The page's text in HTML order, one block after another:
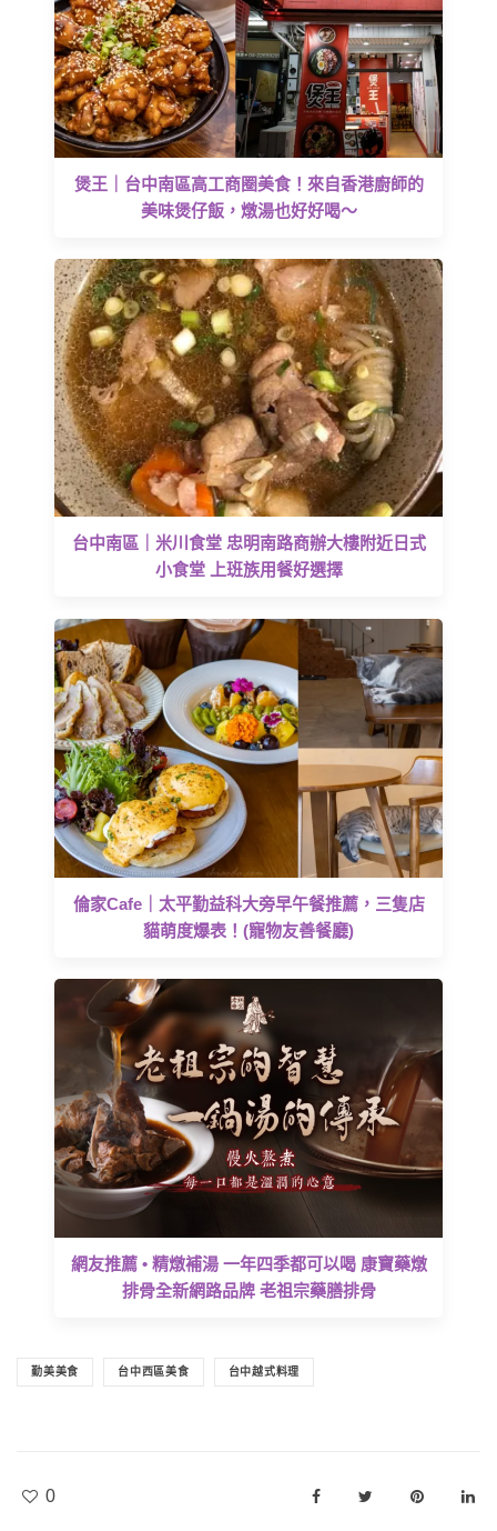
煲王｜台中南區高工商圈美食！來自香港廚師的
美味煲仔飯，燉湯也好好喝～
台中南區｜米川食堂 忠明南路商辦大樓附近日式
小食堂 上班族用餐好選擇
倫家Cafe｜太平勤益科大旁早午餐推薦，三隻店
貓萌度爆表！(寵物友善餐廳)
網友推薦 • 精燉補湯 一年四季都可以喝 康寶藥燉
排骨全新網路品牌 老祖宗藥膳排骨
勤美美食 台中西區美食 台中越式料理
0